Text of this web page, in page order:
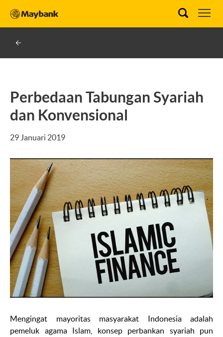
Perbedaan Tabungan Syariah
dan Konvensional
29 Januari 2019
Mengingat mayoritas masyarakat Indonesia adalah
pemeluk agama Islam, konsep perbankan syariah pun